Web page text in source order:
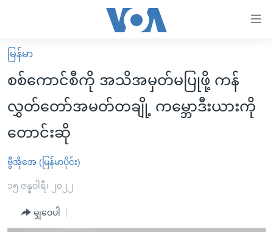
လွယ်ကူ
စေ
Link
များ
ပင်မ
အကြောင်းအရာ
ကျော်
ကြည့်
မူလစာမျက်နှာ
မြန်မာ
ကမ္ဘာ့သတင်းများ
နိုင်ငံတကာ
အစ္စရေး-ပါလက်စတိုင်း
ဗွီဒီယို
အင်္ဂလိပ်စာလေ့လာမယ်
အမေရိကန်သုံးအီဒီယံ
အပတ်စဉ်ကဏ္ဍများ
မြန်မာ
စစ်ကောင်စီကို အသိအမှတ်မပြုဖို့ ကန်
လွှတ်တော်အမတ်တချို့ ကမ္ဘောဒီးယားကို
တောင်းဆို
ဗွီအိုအေ (မြန်မာပိုင်း)
၁၅ ဇန္နဝါရီ၊ ၂၀၂၂
မျှဝေပါ